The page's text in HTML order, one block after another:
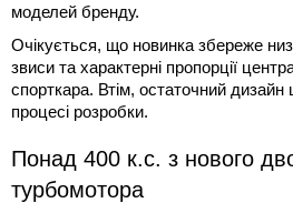
моделей бренду.
Очікується, що новинка збереже
звиси та характерні пропорції
спорткара. Втім, остаточний
процесі розробки.
Понад 400 к.с. з нового
турбомотора